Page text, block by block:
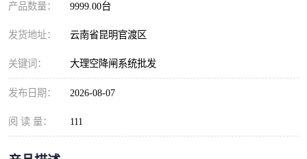
产品数量： 9999.00台
发货地址： 云南省昆明官渡区
关键词： 大理空降闸系统批发
发布日期： 2026-08-07
阅 读 量： 111